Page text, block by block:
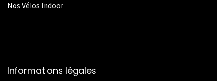
Nos Vélos Indoor
Informations légales